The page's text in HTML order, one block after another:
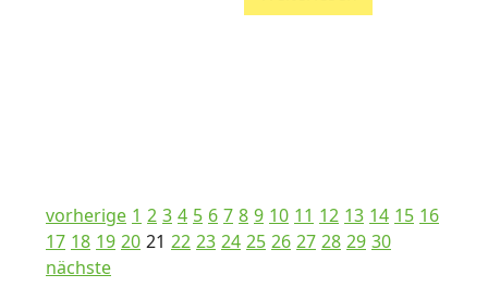
vorherige 1 2 3 4 5 6 7 8 9 10 11 12 13 14 15 16
17 18 19 20 21 22 23 24 25 26 27 28 29 30
nächste